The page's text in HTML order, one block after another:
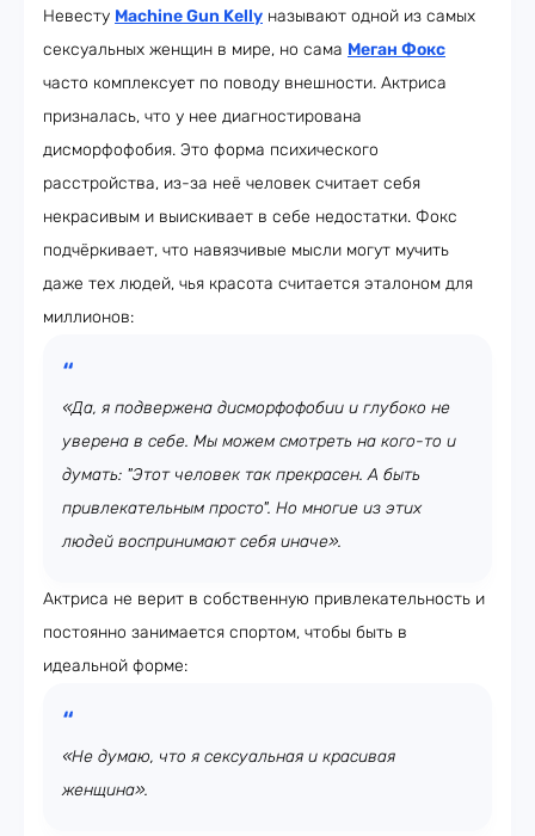
Невесту Machine Gun Kelly называют одной из самых
сексуальных женщин в мире, но сама Меган Фокс
часто комплексует по поводу внешности. Актриса
призналась, что у нее диагностирована
дисморфофобия. Это форма психического
расстройства, из-за неё человек считает себя
некрасивым и выискивает в себе недостатки. Фокс
подчёркивает, что навязчивые мысли могут мучить
даже тех людей, чья красота считается эталоном для
миллионов:
«Да, я подвержена дисморфофобии и глубоко не
уверена в себе. Мы можем смотреть на кого-то и
думать: "Этот человек так прекрасен. А быть
привлекательным просто". Но многие из этих
людей воспринимают себя иначе».
Актриса не верит в собственную привлекательность и
постоянно занимается спортом, чтобы быть в
идеальной форме:
«Не думаю, что я сексуальная и красивая
женщина».